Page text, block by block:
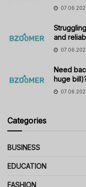
and
Need
huge
Categories
BUSINESS
EDUCATION
FASHION